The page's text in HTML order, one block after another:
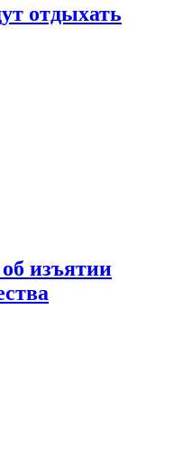
отдыхать
изъятии